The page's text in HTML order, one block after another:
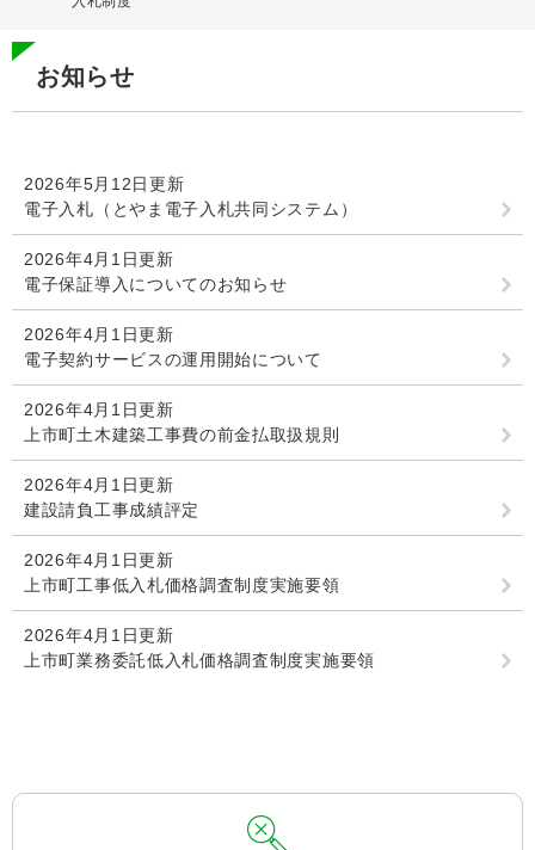
本
お知らせ
2026年5月12日更新
電子入札（とやま電子入札共同システム）
2026年4月1日更新
電子保証導入についてのお知らせ
2026年4月1日更新
電子契約サービスの運用開始について
2026年4月1日更新
上市町土木建築工事費の前金払取扱規則
2026年4月1日更新
建設請負工事成績評定
2026年4月1日更新
上市町工事低入札価格調査制度実施要領
2026年4月1日更新
上市町業務委託低入札価格調査制度実施要領